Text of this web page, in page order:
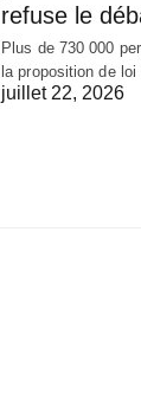
refuse le
Plus de 730 000
la proposition de loi
juillet 22, 2026